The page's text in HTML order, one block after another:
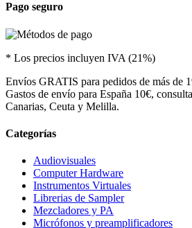
Pago seguro
* Los precios incluyen IVA (21%)
Envíos GRATIS para pedidos de más de
Gastos de envío para España 10€,
Canarias, Ceuta y Melilla.
Categorías
Audiovisuales
Computer Hardware
Instrumentos Virtuales
Librerias de Sampler
Mezcladores y PA
Micrófonos y preamplificadores